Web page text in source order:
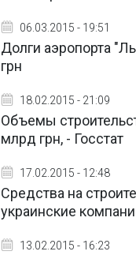
06.03.2015 - 19:51
Долги аэропорта
грн
18.02.2015 - 21:09
Объемы
млрд грн, - Госстат
17.02.2015 - 12:48
Средства на
украинские
13.02.2015 - 16:23